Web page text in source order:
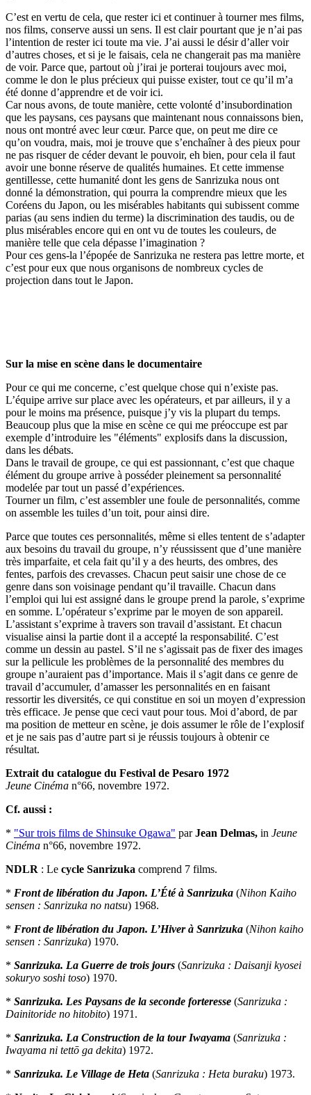
C’est en vertu de cela, que rester ici et continuer à tourner mes films,
nos films, conserve aussi un sens. Il est clair pourtant que je n’ai pas
l’intention de rester ici toute ma vie. J’ai aussi le désir d’aller voir
d’autres choses, et si je le faisais, cela ne changerait pas ma manière
de voir. Parce que, partout où j’irai je porterai toujours avec moi,
comme le don le plus précieux qui puisse exister, tout ce qu’il m’a
été donne d’apprendre et de voir ici.
Car nous avons, de toute manière, cette volonté d’insubordination
que les paysans, ces paysans que maintenant nous connaissons bien,
nous ont montré avec leur cœur. Parce que, on peut me dire ce
qu’on voudra, mais, moi je trouve que s’enchaîner à des pieux pour
ne pas risquer de céder devant le pouvoir, eh bien, pour cela il faut
avoir une bonne réserve de qualités humaines. Et cette immense
gentillesse, cette humanité dont les gens de Sanrizuka nous ont
donné la démonstration, qui pourra la comprendre mieux que les
Coréens du Japon, ou les misérables habitants qui subissent comme
parias (au sens indien du terme) la discrimination des taudis, ou de
plus misérables encore qui en ont vu de toutes les couleurs, de
manière telle que cela dépasse l’imagination ?
Pour ces gens-la l’épopée de Sanrizuka ne restera pas lettre morte, et
c’est pour eux que nous organisons de nombreux cycles de
projection dans tout le Japon.
Sur la mise en scène dans le documentaire
Pour ce qui me concerne, c’est quelque chose qui n’existe pas.
L’équipe arrive sur place avec les opérateurs, et par ailleurs, il y a
pour le moins ma présence, puisque j’y vis la plupart du temps.
Beaucoup plus que la mise en scène ce qui me préoccupe est par
exemple d’introduire les "éléments" explosifs dans la discussion,
dans les débats.
Dans le travail de groupe, ce qui est passionnant, c’est que chaque
élément du groupe arrive à posséder pleinement sa personnalité
modelée par tout un passé d’expériences.
Tourner un film, c’est assembler une foule de personnalités, comme
on assemble les tuiles d’un toit, pour ainsi dire.
Parce que toutes ces personnalités, même si elles tentent de s’adapter
aux besoins du travail du groupe, n’y réussissent que d’une manière
très imparfaite, et cela fait qu’il y a des heurts, des ombres, des
fentes, parfois des crevasses. Chacun peut saisir une chose de ce
genre dans son voisinage pendant qu’il travaille. Chacun dans
l’emploi qui lui est assigné dans le groupe prend la parole, s’exprime
en somme. L’opérateur s’exprime par le moyen de son appareil.
L’assistant s’exprime à travers son travail d’assistant. Et chacun
visualise ainsi la partie dont il a accepté la responsabilité. C’est
comme un dessin au pastel. S’il ne s’agissait pas de fixer des images
sur la pellicule les problèmes de la personnalité des membres du
groupe n’auraient pas d’importance. Mais il s’agit dans ce genre de
travail d’accumuler, d’amasser les personnalités en en faisant
ressortir les diversités, ce qui constitue en soi un moyen d’expression
très efficace. Je pense que ceci vaut pour tous. Moi d’abord, de par
ma position de metteur en scène, je dois assumer le rôle de l’explosif
et je ne sais pas d’autre part si je réussis toujours à obtenir ce
résultat.
Extrait du catalogue du Festival de Pesaro 1972
Jeune Cinéma n°66, novembre 1972.
Cf. aussi :
* "Sur trois films de Shinsuke Ogawa" parJean Delmas, in Jeune
Cinéma n°66, novembre 1972.
NDLR : Le cycle Sanrizuka comprend 7 films.
* Front de libération du Japon. L’Été à Sanrizuka (Nihon Kaiho
sensen : Sanrizuka no natsu) 1968.
* Front de libération du Japon. L’Hiver à Sanrizuka (Nihon kaiho
sensen : Sanrizuka) 1970.
* Sanrizuka. La Guerre de trois jours (Sanrizuka : Daisanji kyosei
sokuryo soshi toso) 1970.
* Sanrizuka. Les Paysans de la seconde forteresse (Sanrizuka :
Dainitoride no hitobito) 1971.
* Sanrizuka. La Construction de la tour Iwayama (Sanrizuka :
Iwayama ni tettō ga dekita) 1972.
* Sanrizuka. Le Village de Heta (Sanrizuka : Heta buraku) 1973.